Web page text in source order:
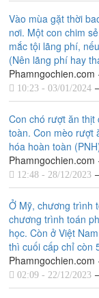
Vào mùa gặt thời
nơi. Một con chim
mắc tội lãng phí,
(Nên lãng phí hay
10:23 - 03/01/2024 −
Con chó rượt ăn thịt
toàn. Con mèo rượt
hóa hoàn toàn
12:48 - 28/12/2023 −
Ở Mỹ, chương trình
chương trình toán
học. Còn ở Việt
thì cuối cấp chỉ còn
02:09 - 22/12/2023 −